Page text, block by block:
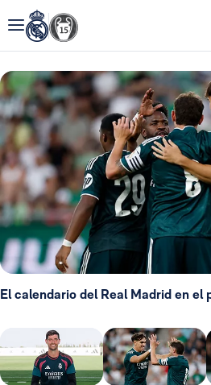
El calendario del Real Madrid en el